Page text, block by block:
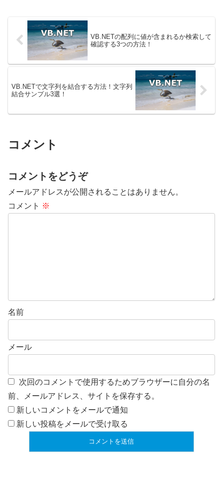
ど、様々な場面で日付と時刻の操
作が必要になります。VB.NE...
VB.NETの配列に値が含まれるか検索して
確認する3つの方法！
VB.NETで文字列を結合する方法！文字列
結合サンプル3選！
コメント
コメントをどうぞ
メールアドレスが公開されることはありません。
コメント ※
名前
メール
次回のコメントで使用するためブラウザーに自分の名
前、メールアドレス、サイトを保存する。
新しいコメントをメールで通知
新しい投稿をメールで受け取る